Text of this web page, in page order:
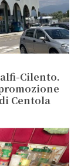
Cilento.
Centola